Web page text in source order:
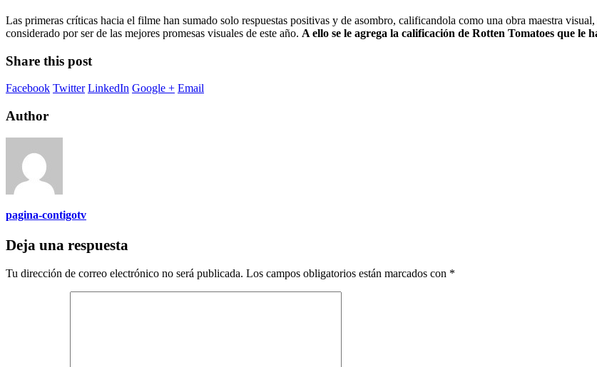
Las primeras críticas hacia el filme han sumado solo respuestas positivas y de asombro, calificandola como una obra maestra
considerado por ser de las mejores promesas visuales de este año. A ello se le agrega la calificación de Rotten Tomatoes que le
Share this post
Facebook Twitter LinkedIn Google + Email
Author
pagina-contigotv
Deja una respuesta
Tu dirección de correo electrónico no será publicada. Los campos obligatorios están marcados con *